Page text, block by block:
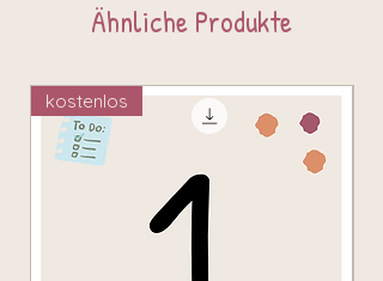
Ähnliche Produkte
kostenlos